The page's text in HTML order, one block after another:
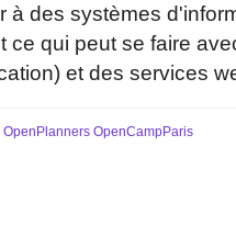
à des systèmes
ce qui peut se faire
et des services
OpenPlanners OpenCampParis